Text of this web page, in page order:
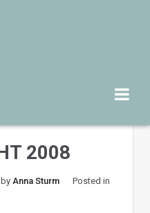
2008
by Anna Sturm
Posted in